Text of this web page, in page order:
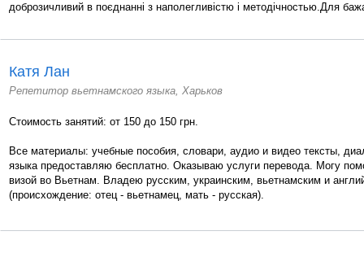
доброзичливий в поєднанні з наполегливістю і методічностью.Для
Катя Лан
Репетитор вьетнамского языка, Харьков
Стоимость занятий: от 150 до 150 грн.
Все материалы: учебные пособия, словари, аудио и видео тексты,
языка предоставляю бесплатно. Оказываю услуги перевода. Могу
визой во Вьетнам. Владею русским, украинским, вьетнамским и
(происхождение: отец - вьетнамец, мать - русская).